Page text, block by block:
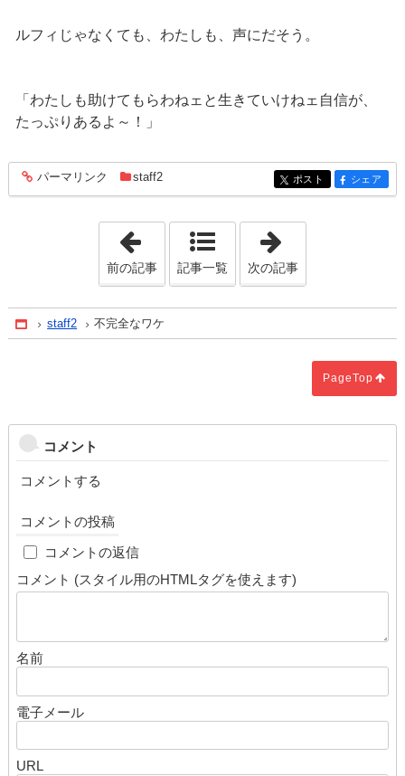
ルフィじゃなくても、わたしも、声にだそう。
「わたしも助けてもらわねェと生きていけねェ自信が、
たっぷりあるよ～！」
entry1027
パーマリンク staff2 entry1027
ポスト entry1027
シェア
「家はいずれ、ゴミになる」
前の記事 記事一覧 次の記事
Home
staff2 不完全なワケ
PageTop
コメント
コメントする
コメントの投稿
コメントの返信
コメント (スタイル用のHTMLタグを使えます)
名前
電子メール
URL